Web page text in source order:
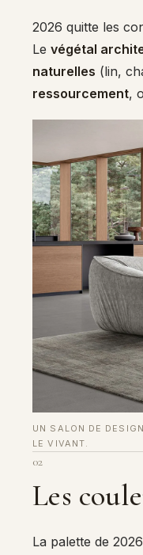
2026 quitte les
Levégétal
naturelles (lin,
ressourcement,
UN SALON DE
LE VIVANT.
02
Les
La palette de